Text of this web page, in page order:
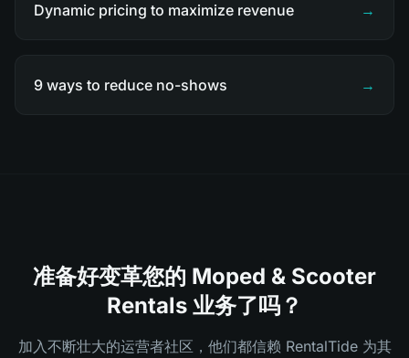
Dynamic pricing to maximize revenue →
9 ways to reduce no-shows →
准备好变革您的 Moped & Scooter
Rentals 业务了吗？
加入不断壮大的运营者社区，他们都信赖 RentalTide 为其